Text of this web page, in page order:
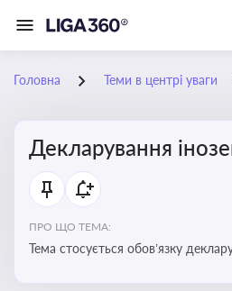
Головна Теми в центрі уваги
Декларування
ПРО ЩО ТЕМА:
Тема стосується обов’язку